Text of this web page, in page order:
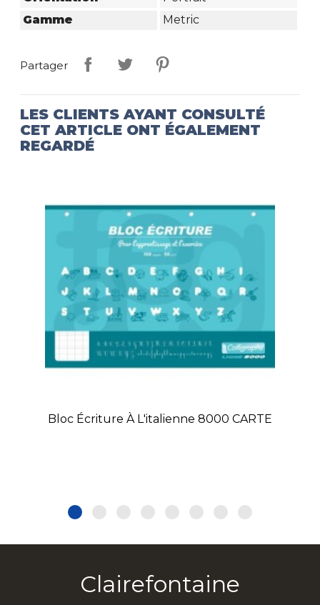
Gamme
Metric
Partager
LES CLIENTS AYANT CONSULTÉ
CET ARTICLE ONT ÉGALEMENT
REGARDÉ
Bloc Écriture À L'italienne 8000 CARTE
Clairefontaine